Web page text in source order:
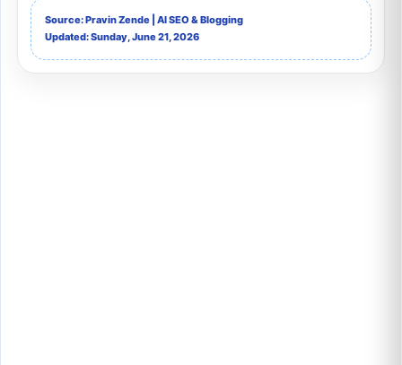
Source: Pravin Zende | AI SEO & Blogging
Updated: Sunday, June 21, 2026